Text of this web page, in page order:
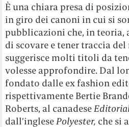
È una chiara presa di
in giro dei canoni in cui si
pubblicazioni che, in teoria,
di scovare e tener traccia
suggerisce molti titoli da
volesse approfondire. Dal
fondato dalle ex fashion
rispettivamente Bertie
Roberts, al canadese
dall’inglesePolyester, che si